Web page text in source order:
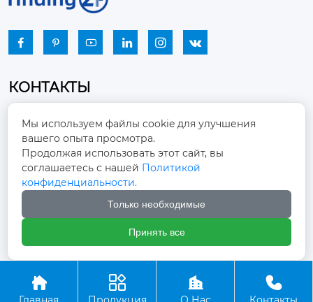
     
КОНТАКТЫ

Промышленный парк, город Наньцзяо,
район Чжоуцунь, город Цзыбо, провинция
Шаньдун
winston-xu@hengdingfan.com
+86-13806434669
 +86 13806434669
   
Мы используем файлы cookie для улучшения
вашего опыта просмотра.
Продолжая использовать этот сайт, вы
соглашаетесь с нашей Политикой
конфиденциальности.
Только необходимые
Принять все